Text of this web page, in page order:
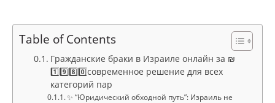
Table of Contents
Гражданские браки в Израиле онлайн за ₪
1️⃣9️⃣8️⃣0️⃣современное решение для всех
категорий пар
✨ “Юридический обходной путь”: Израиль не